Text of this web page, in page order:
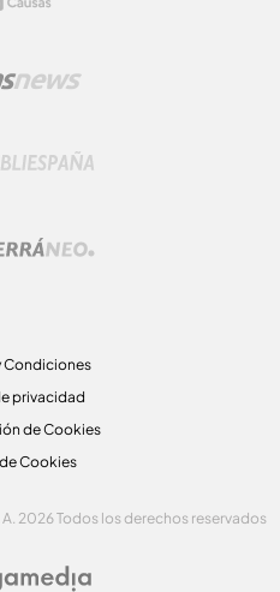
Condiciones
privacidad
de Cookies
Cookies
2026 Todos los derechos reservados